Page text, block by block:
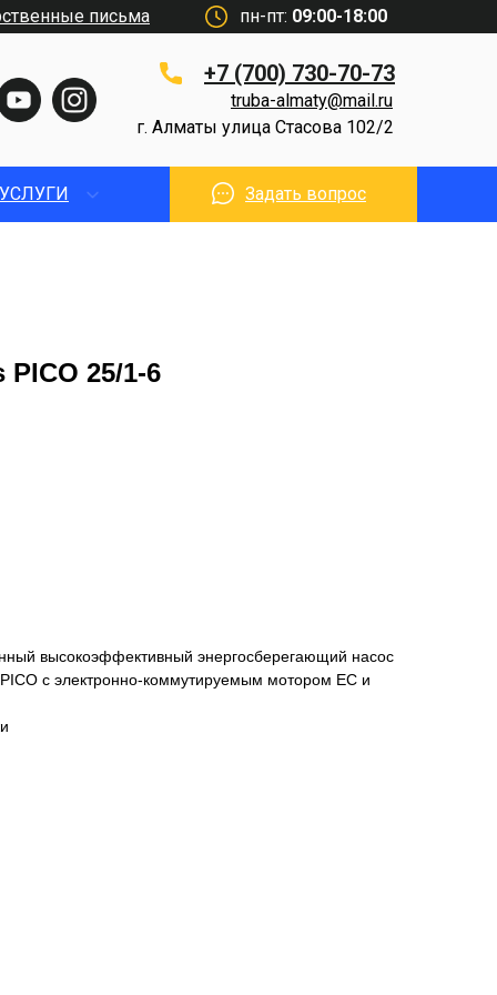
пн-пт: 09:00-18:00
+7 (700) 730-70-73
г. Алматы улица Стасова 102/2
truba-almaty@mail.ru
письма
Задать вопрос
25/1-6
высокоэффективный энергосберегающий насос
с электронно-коммутируемым мотором EC и